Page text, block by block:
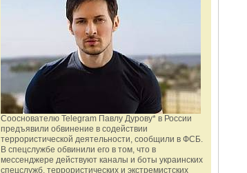
Сооснователю Telegram Павлу Дурову* в России
предъявили обвинение в содействии
террористической деятельности, сообщили в ФСБ.
В спецслужбе обвинили его в том, что в
мессенджере действуют каналы и боты украинских
спецслужб, террористических и экстремистских